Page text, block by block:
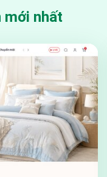
phẩm:
hàng có thể lọc, tìm
mới nhất